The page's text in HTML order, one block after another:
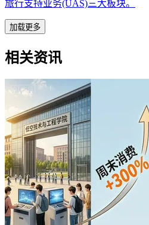
旅行支持业务(UAS)三大板块。
加载更多
相关资讯